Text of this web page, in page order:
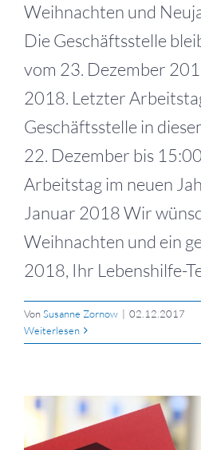
Weihnachten und
Die Geschäftsstelle
vom 23. Dezember
2018. Letzter
Geschäftsstelle in
22. Dezember bis
Arbeitstag im neuen
Januar 2018 Wir
Weihnachten und ein
2018, Ihr Lebenshilfe-
VonSusanne Zornow | 02.12.2017
Weiterlesen